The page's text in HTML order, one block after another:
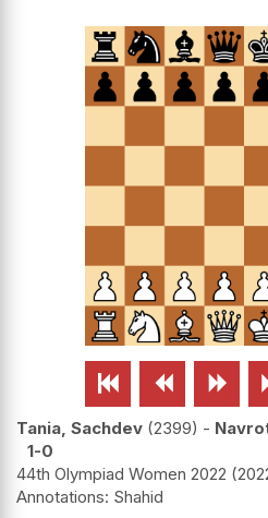
  
Tania, Sachdev 2399 -
1-0
44th Olympiad Women 2022
Shahid